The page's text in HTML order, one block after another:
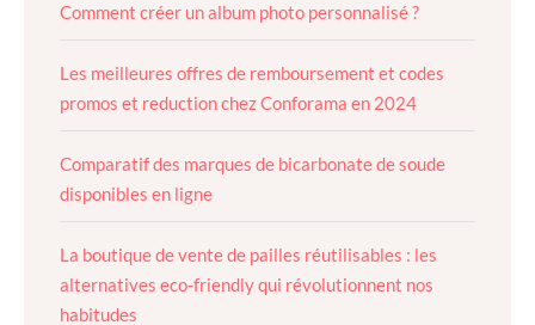
Comment créer un album photo personnalisé ?
Les meilleures offres de remboursement et codes
promos et reduction chez Conforama en 2024
Comparatif des marques de bicarbonate de soude
disponibles en ligne
La boutique de vente de pailles réutilisables : les
alternatives eco-friendly qui révolutionnent nos
habitudes